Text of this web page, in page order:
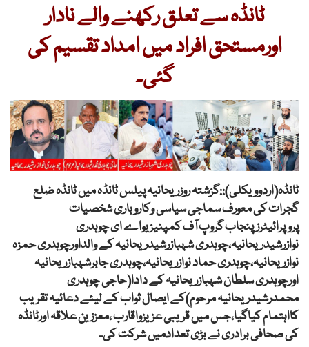
ٹانڈہ سے تعلق رکھنے والے نادار
اورمستحق افراد میں امداد تقسیم کی
گئی۔
ٹانڈہ(اردوویکلی)::گزشتہ روزریحانیہ پیلس ٹانڈہ میں ٹانڈہ ضلع
گجرات کی معورف سماجی سیاسی وکاروباری شخصیات
پروپرائیٹرزپنجاب گروپ آف کمپنیز یواے ای چوہدری
نوازرشیدریحانیہ،چوہدری شہبازرشیدریحانیہ کے والداورچوہدری حمزہ
نوازریحانیہ،چوہدری حماد نوازریحانیہ،چوہدری جابرشہبازریحانیہ
اورچوہدری سلطان شہبازریحانیہ کے دادا(حاجی چوہدری
محمدرشیدریحانیہ مرحوم)کے ایصال ثواب کے لیئے دعائیہ تقریب
کااہتمام کیاگیا،جس میں قریبی عزیزواقارب ،معززین علاقہ اورٹانڈہ
کی صحافی برادری نے بڑی تعدادمیں شرکت کی۔